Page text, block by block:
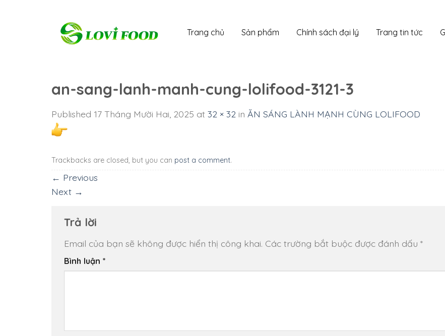
Trang chủ Sản phẩm Chính sách đại lý Trang tin tức
an-sang-lanh-manh-cung-lolifood-3121-3
Published 17 Tháng Mười Hai, 2025 at 32 × 32 in ĂN SÁNG LÀNH MẠNH CÙNG LOLIFOOD
Trackbacks are closed, but you can post a comment.
← Previous
Next →
Trả lời
Email của bạn sẽ không được hiển thị công khai. Các trường bắt buộc được đánh dấu *
Bình luận *